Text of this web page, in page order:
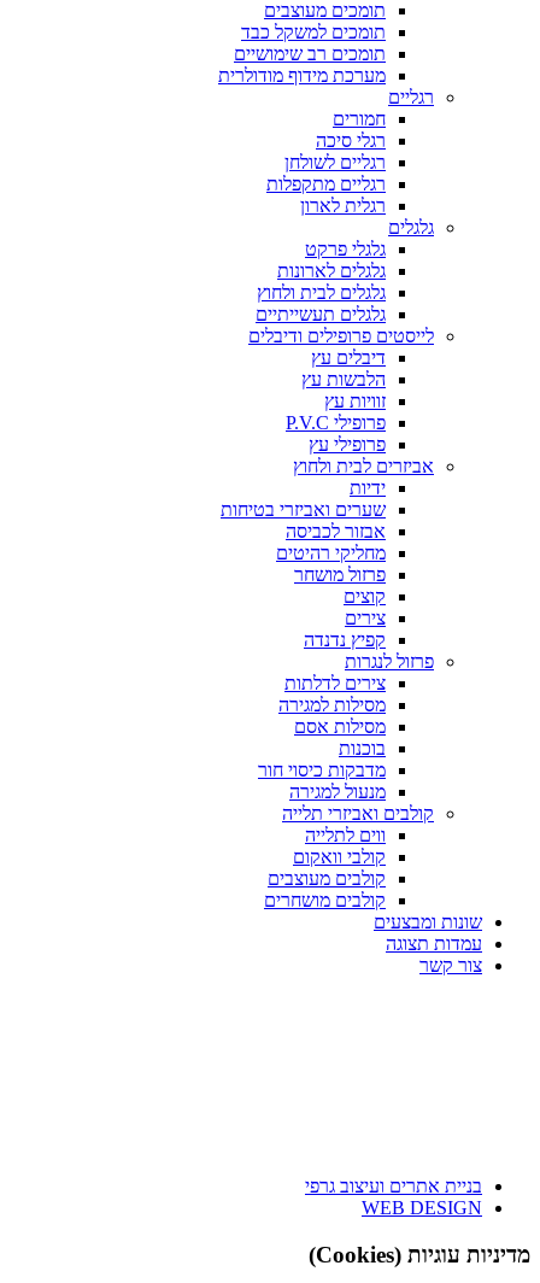
תומכים מעוצבים
תומכים למשקל כבד
תומכים רב שימושיים
מערכת מידוף מודולרית
רגליים
חמורים
רגלי סיכה
רגליים לשולחן
רגליים מתקפלות
רגלית לארון
גלגלים
גלגלי פרקט
גלגלים לארונות
גלגלים לבית ולחוץ
גלגלים תעשייתיים
לייסטים פרופילים ודיבלים
דיבלים עץ
הלבשות עץ
זוויות עץ
פרופילי P.V.C
פרופילי עץ
אביזרים לבית ולחוץ
ידיות
שערים ואביזרי בטיחות
אבזור לכביסה
מחליקי רהיטים
פרזול מושחר
קוצים
צירים
קפיץ נדנדה
פרזול לנגרות
צירים לדלתות
מסילות למגירה
מסילות אסם
בוכנות
מדבקות כיסוי חור
מנעול למגירה
קולבים ואביזרי תלייה
ווים לתלייה
קולבי וואקום
קולבים מעוצבים
קולבים מושחרים
שונות ומבצעים
עמדות תצוגה
צור קשר
בניית אתרים ועיצוב גרפי
WEB DESIGN
מדיניות עוגיות (Cookies)